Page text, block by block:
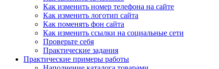
Как изменить номер телефона на сайте
Как изменить логотип сайта
Как поменять фон сайта
Как изменить ссылки на социальные сети
Проверьте себя
Практические задания
Практические примеры работы